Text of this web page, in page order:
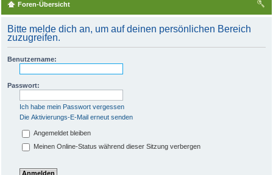
Foren-Übersicht
Bitte melde dich an, um auf deinen persönlichen Bereich
zuzugreifen.
Benutzername:
Passwort:
Ich habe mein Passwort vergessen
Die Aktivierungs-E-Mail erneut senden
Angemeldet bleiben
Meinen Online-Status während dieser Sitzung verbergen